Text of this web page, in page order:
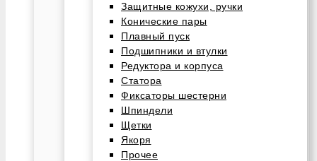
Защитные кожухи, ручки
Конические пары
Плавный пуск
Подшипники и втулки
Редуктора и корпуса
Статора
Фиксаторы шестерни
Шпиндели
Щетки
Якоря
Прочее